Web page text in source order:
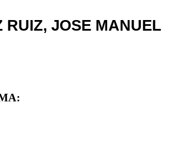
RUIZ, JOSE MANUEL